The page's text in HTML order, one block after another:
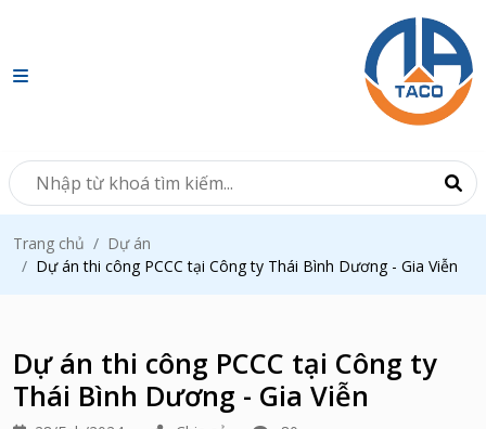
Trang chủ
Dự án
Dự án thi công PCCC tại Công ty Thái Bình Dương - Gia Viễn
Dự án thi công PCCC tại Công ty
Thái Bình Dương - Gia Viễn